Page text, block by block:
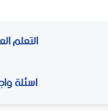
التعلم
اسئلة